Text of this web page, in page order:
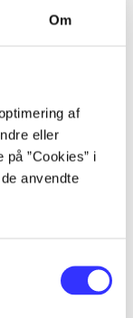
Om
af
eller
”Cookies” i
anvendte